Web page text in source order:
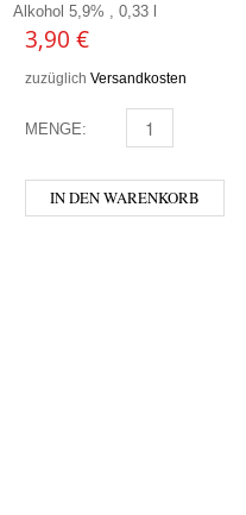
Alkohol 5,9% , 0,33 l
3,90 €
zuzüglich Versandkosten
MENGE: THORNBRIDGE -
IN DEN WARENKORB